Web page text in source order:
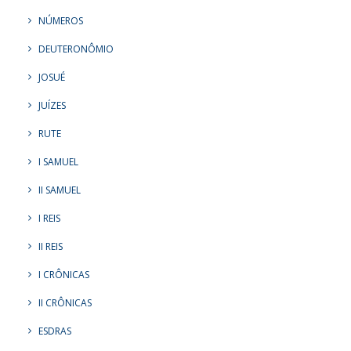
NÚMEROS
DEUTERONÔMIO
JOSUÉ
JUÍZES
RUTE
I SAMUEL
II SAMUEL
I REIS
II REIS
I CRÔNICAS
II CRÔNICAS
ESDRAS